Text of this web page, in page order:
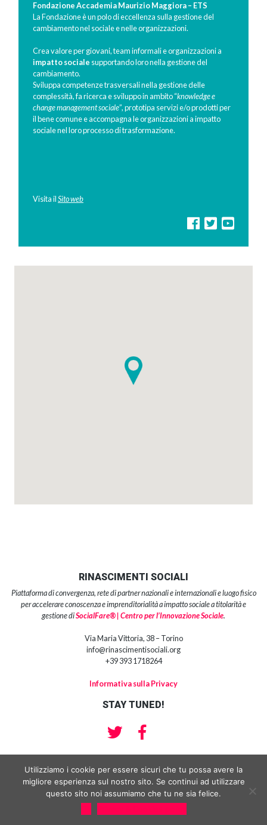
Fondazione Accademia Maurizio Maggiora – ETS
La Fondazione è un polo di eccellenza sulla gestione del
cambiamento nel sociale e nelle organizzazioni.
Crea valore per giovani, team informali e organizzazioni a
impatto sociale supportando loro nella gestione del
cambiamento.
Sviluppa competenze trasversali nella gestione delle
complessità, fa ricerca e sviluppo in ambito “knowledge e
change management sociale”, prototipa servizi e/o prodotti per
il bene comune e accompagna le organizzazioni a impatto
sociale nel loro processo di trasformazione.
Visita ilSito web
RINASCIMENTI SOCIALI
Piattaforma di convergenza, rete di partner nazionali e internazionali e luogo fisico
per accelerare conoscenza e imprenditorialità a impatto sociale a titolarità e
gestione diSocialFare® | Centro per l’Innovazione Sociale.
Via Maria Vittoria, 38 – Torino
info@rinascimentisociali.org
+39 393 1718264
Informativa sulla Privacy
STAY TUNED!
Copyright 2018 | SocialFare® srl impresa sociale | Centro per l’Innovazione
Sociale® Partita Iva e Codice Fiscale: 10959210013 | Sede Legale : Via
Manzoni 15, 10122 Torino
Utilizziamo i cookie per essere sicuri che tu possa avere la
migliore esperienza sul nostro sito. Se continui ad utilizzare
questo sito noi assumiamo che tu ne sia felice.